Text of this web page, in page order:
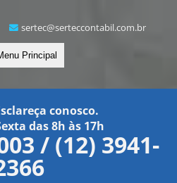
sertec@serteccontabil.com.br
Principal
conosco.
das 8h às 17h
/ (12) 3941-